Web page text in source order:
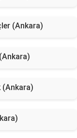
(Ankara)
(Ankara)